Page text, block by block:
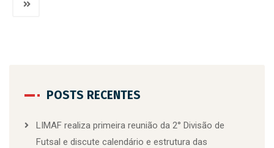
POSTS RECENTES
LIMAF realiza primeira reunião da 2° Divisão de
Futsal e discute calendário e estrutura das